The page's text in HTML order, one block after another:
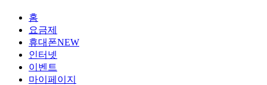
홈
요금제
휴대폰NEW
인터넷
이벤트
마이페이지